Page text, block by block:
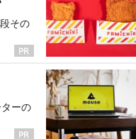
その
ーの